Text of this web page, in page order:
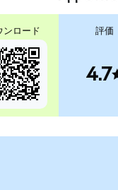
ンロード 評価
4.7